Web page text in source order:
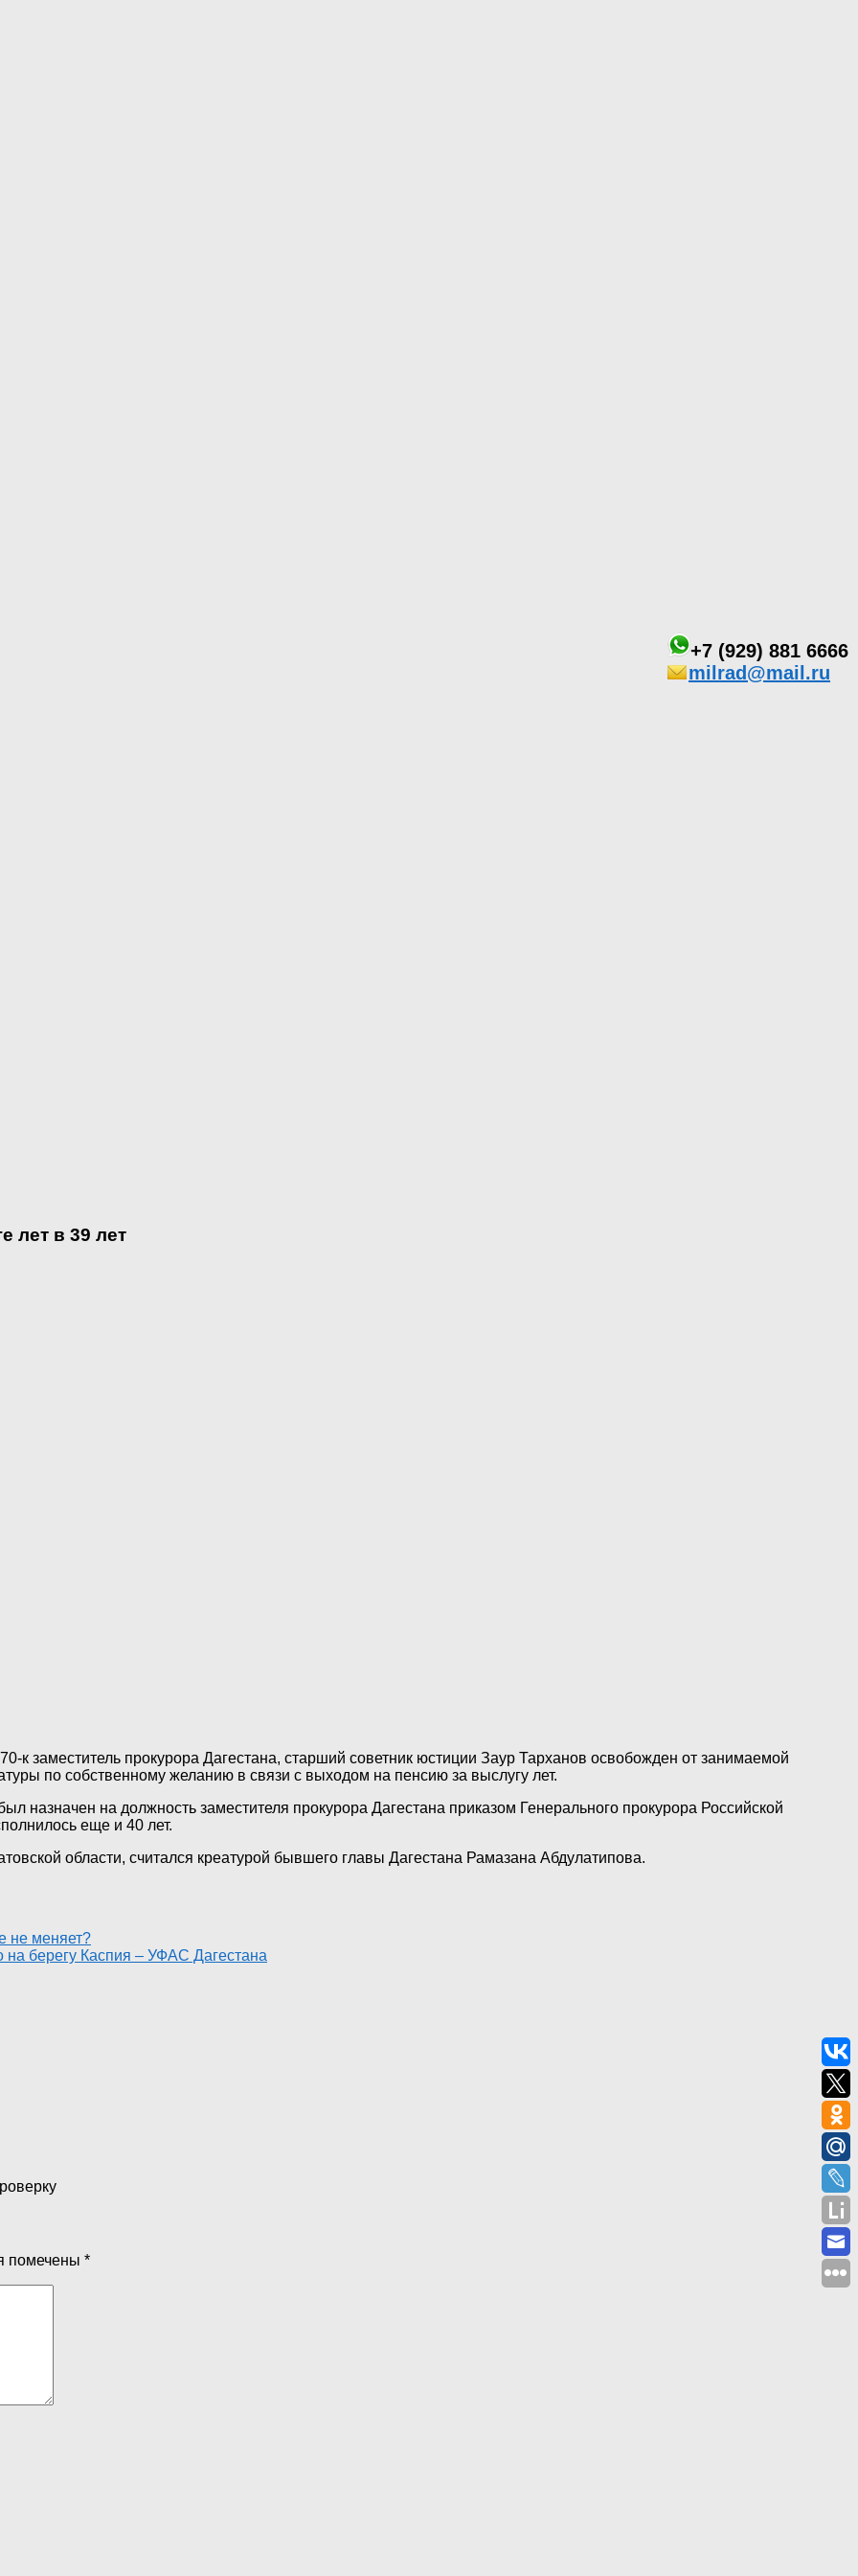
+7 (929) 881 6666
milrad@mail.ru
лет в 39 лет
к заместитель прокурора Дагестана, старший советник юстиции Заур Тарханов освобожден от занимаемой
по собственному желанию в связи с выходом на пенсию за выслугу лет.
назначен на должность заместителя прокурора Дагестана приказом Генерального прокурора Российской
еще и 40 лет.
области, считался креатурой бывшего главы Дагестана Рамазана Абдулатипова.
не меняет?
берегу Каспия – УФАС Дагестана
помечены *